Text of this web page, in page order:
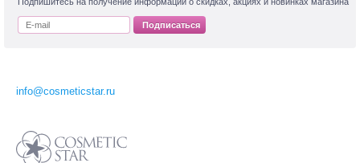
Подписаться
info@cosmeticstar.ru